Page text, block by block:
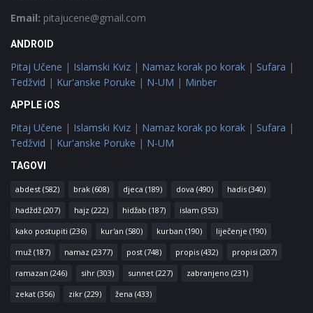
Email: pitajucene@gmail.com
ANDROID
Pitaj Učene | Islamski Kviz | Namaz korak po korak | Sufara |
Tedžvid | Kur'anske Poruke | N-UM | Minber
APPLE iOS
Pitaj Učene | Islamski Kviz | Namaz korak po korak | Sufara |
Tedžvid | Kur'anske Poruke | N-UM
TAGOVI
abdest (582) brak (608) djeca (189) dova (490) hadis (340)
hadždž (207) hajz (222) hidžab (187) islam (353)
kako postupiti (236) kur'an (580) kurban (190) liječenje (190)
muž (187) namaz (2377) post (748) propis (432) propisi (207)
ramazan (246) sihr (303) sunnet (227) zabranjeno (231)
zekat (356) zikr (229) žena (433)